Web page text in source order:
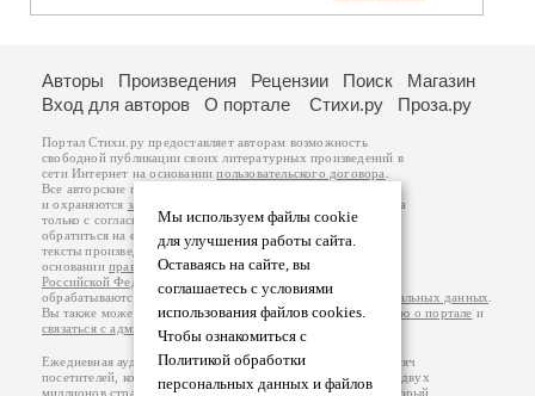
Мы используем файлы cookie
для улучшения работы сайта.
Оставаясь на сайте, вы
соглашаетесь с условиями
использования файлов cookies.
Чтобы ознакомиться с
Политикой обработки
персональных данных и файлов
Авторы Произведения Рецензии Поиск
Магазин
Вход для авторов
О портале Стихи.ру Проза.ру
Портал Стихи.ру предоставляет авторам возможность
свободной публикации своих литературных произведений в
сети Интернет на основаниипользовательского договора
Все авторские права на произведения принадлежат авторам
и охраняются законом
. Перепечатка произведений возможна
только с согласия его автора, к которому вы можете
обратиться на его авторской странице. Ответственность за
тексты произведений авторы несут самостоятельно на
основанииправил публикацииизаконодательства
Российской Федерации
обрабатываются на основанииПолитики обработки персональных данных
Вы также можете посмотреть более подробнуюинформацию о портале и
связаться с администрацией
Ежедневная аудитория портала Стихи.ру – порядка 200 тысяч
посетителей, которые в общей сумме просматривают более двух
миллионов страниц по данным счетчика посещаемости, который